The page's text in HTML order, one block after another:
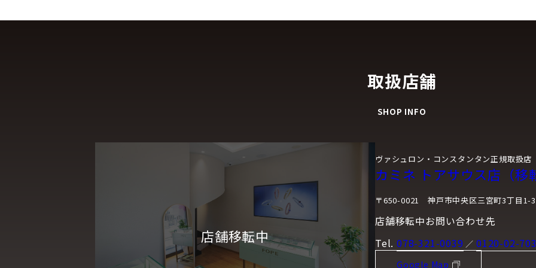
取扱店舗
SHOP INFO
ヴァシュロン・コンスタンタン正規取扱店
カミネ トアサウス店（移
〒650-0021 神戸市中央区三宮町3丁目1-
店舗移転中お問い合わせ先
Tel. 078-321-0039 ／ 0120-02-
Google Map